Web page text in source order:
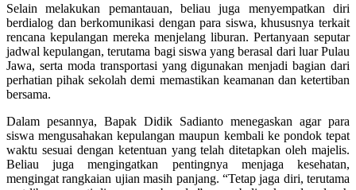
Selain melakukan pemantauan, beliau juga menyempatkan diri
berdialog dan berkomunikasi dengan para siswa, khususnya terkait
rencana kepulangan mereka menjelang liburan. Pertanyaan seputar
jadwal kepulangan, terutama bagi siswa yang berasal dari luar Pulau
Jawa, serta moda transportasi yang digunakan menjadi bagian dari
perhatian pihak sekolah demi memastikan keamanan dan ketertiban
bersama.
Dalam pesannya, Bapak Didik Sadianto menegaskan agar para
siswa mengusahakan kepulangan maupun kembali ke pondok tepat
waktu sesuai dengan ketentuan yang telah ditetapkan oleh majelis.
Beliau juga mengingatkan pentingnya menjaga kesehatan,
mengingat rangkaian ujian masih panjang. “Tetap jaga diri, terutama